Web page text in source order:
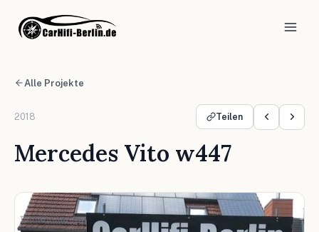
Alle Projekte
2018 Teilen
Mercedes Vito w447